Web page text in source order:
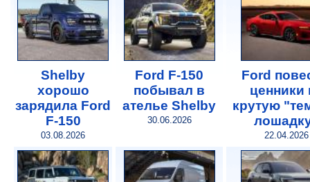
Shelby
хорошо
зарядила Ford
F-150
03.08.2026
Ford F-150
побывал в
ателье Shelby
30.06.2026
Ford
ценники
крутую
22.04.2026